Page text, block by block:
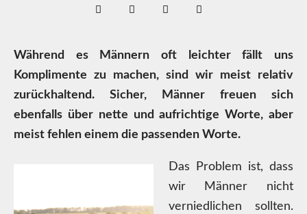
Während es Männern oft leichter fällt uns
Komplimente zu machen, sind wir meist relativ
zurückhaltend. Sicher, Männer freuen sich
ebenfalls über nette und aufrichtige Worte, aber
meist fehlen einem die passenden Worte.
Das Problem ist, dass
wir Männer nicht
verniedlichen sollten.